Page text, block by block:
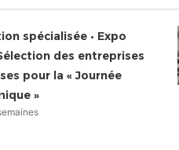
spécialisée • Expo
des entreprises
pour la « Journée
»